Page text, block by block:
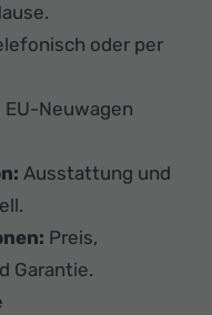
oder per
EU-Neuwagen
Ausstattung und
Preis,
Garantie.